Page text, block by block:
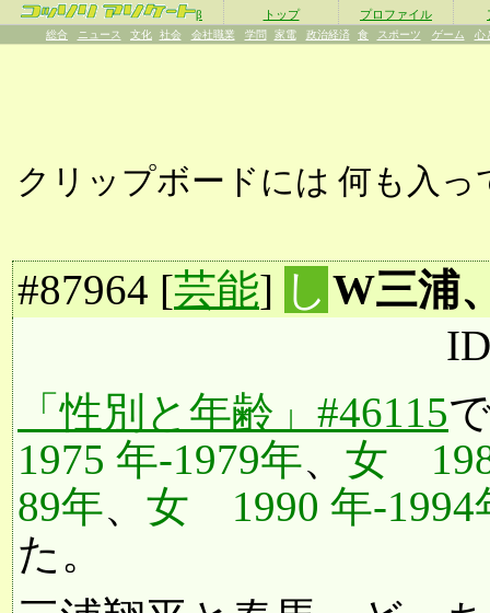
β トップ プロファイル
総合 ニュース 文化 社会 会社職業 学問 家電 政治経済 食 スポーツ ゲーム 心
クリップボードには 何も入っ
#87964 [芸能] し W三浦
「性別と年齢」#46115
1975 年-1979年、 女
89年、 女 1990 年-1994
た。